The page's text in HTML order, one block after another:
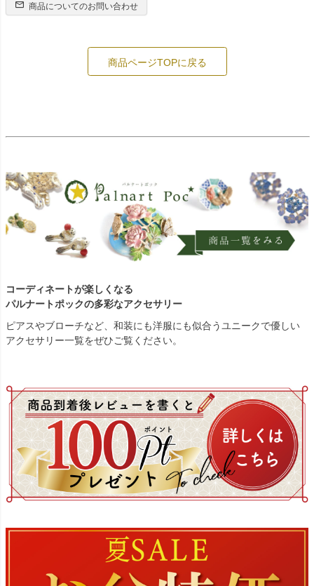
商品についてのお問い合わせ
商品ページTOPに戻る
コーディネートが楽しくなる
パルナートポックの多彩なアクセサリー
ピアスやブローチなど、和装にも洋服にも似合うユニークで優しい
アクセサリー一覧をぜひご覧ください。